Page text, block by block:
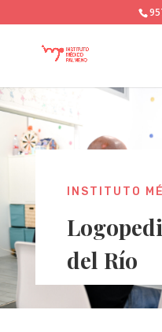
INSTITUTO
del Río